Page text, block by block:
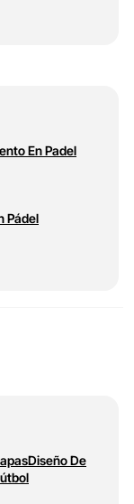
En Padel
Pádel
Diseño De